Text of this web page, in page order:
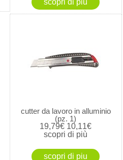
cutter da lavoro in alluminio
(pz. 1)
19,79€ 10,11€
scopri di più